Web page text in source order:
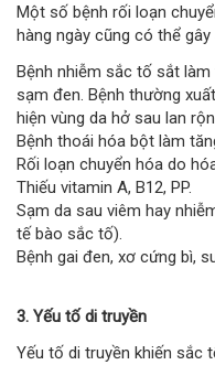
Một số bệnh rối loạn
hàng ngày cũng có thể gây
Bệnh nhiễm sắc tố sắt
sạm đen. Bệnh thường
hiện vùng da hở sau lan
Bệnh thoái hóa bột làm
Rối loạn chuyển hóa do
Thiếu vitamin A, B12, PP.
Sạm da sau viêm hay
tế bào sắc tố).
Bệnh gai đen, xơ cứng bì,
3. Yếu tố di truyền
Yếu tố di truyền khiến sắc